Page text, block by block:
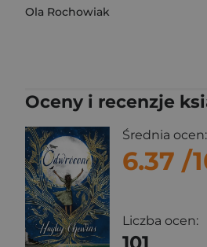
Ola Rochowiak
Oceny i recenzje
Średnia ocen:
6.37 /
Liczba ocen: